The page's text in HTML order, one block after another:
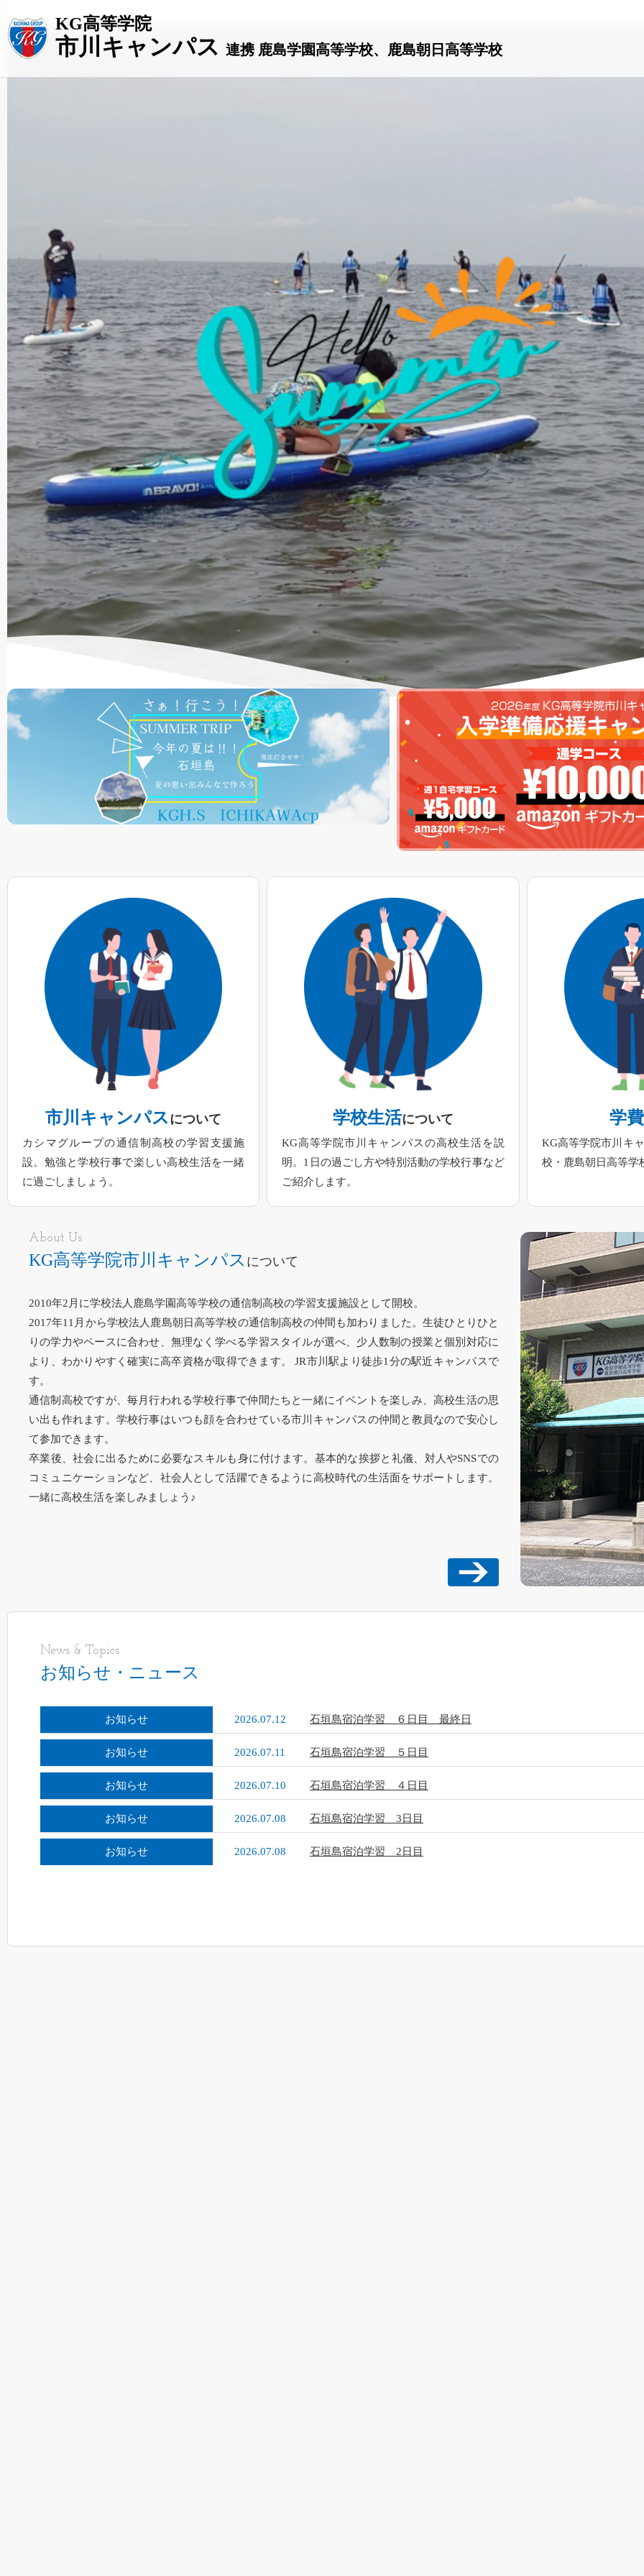
KG高等学院
市川キャンパス 連携 鹿島学園高等学校、鹿島朝日高等学校
市川キャンパス について
カシマグループの通信制高校の学習支援施
設。勉強と学校行事で楽しい高校生活を一緒
に過ごしましょう。
学校生活について
KG高等学院市川キャンパスの高校生活を説
明。1日の過ごし方や特別活動の学校行事など
ご紹介します。
学費
KG高等学院市川キ
校・鹿島朝日高等学
About Us
KG高等学院市川キャンパス について
2010年2月に学校法人鹿島学園高等学校の通信制高校の学習支援施設として開校。
2017年11月から学校法人鹿島朝日高等学校の通信制高校の仲間も加わりました。生徒ひとりひと
りの学力やペースに合わせ、無理なく学べる学習スタイルが選べ、少人数制の授業と個別対応に
より、わかりやすく確実に高卒資格が取得できます。 JR市川駅より徒歩1分の駅近キャンパスで
す。
通信制高校ですが、毎月行われる学校行事で仲間たちと一緒にイベントを楽しみ、高校生活の思
い出も作れます。学校行事はいつも顔を合わせている市川キャンパスの仲間と教員なので安心し
て参加できます。
卒業後、社会に出るために必要なスキルも身に付けます。基本的な挨拶と礼儀、対人やSNSでの
コミュニケーションなど、社会人として活躍できるように高校時代の生活面をサポートします。
一緒に高校生活を楽しみましょう♪
News & Topics
お知らせ・ニュース
お知らせ 2026.07.12 石垣島宿泊学習 ６日目 最終日
お知らせ 2026.07.11 石垣島宿泊学習 ５日目
お知らせ 2026.07.10 石垣島宿泊学習 ４日目
お知らせ 2026.07.08 石垣島宿泊学習 3日目
お知らせ 2026.07.08 石垣島宿泊学習 2日目